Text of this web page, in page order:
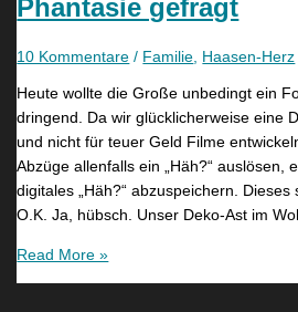
Phantasie gefragt
10 Kommentare / Familie Haasen-Herz
Heute wollte die Große unbedingt ein
dringend. Da wir glücklicherweise eine
und nicht für teuer Geld Filme
Abzüge allenfalls ein „Häh?“ auslösen,
digitales „Häh?“ abzuspeichern.
O.K. Ja, hübsch. Unser Deko-Ast im
Read More »